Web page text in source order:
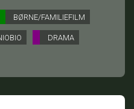
BØRNE/FAMILIEFILM
DRAMA